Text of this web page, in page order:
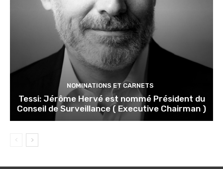
NOMINATIONS ET CARNETS
Tessi: Jérôme Hervé est nommé Président du
Conseil de Surveillance ( Executive Chairman )